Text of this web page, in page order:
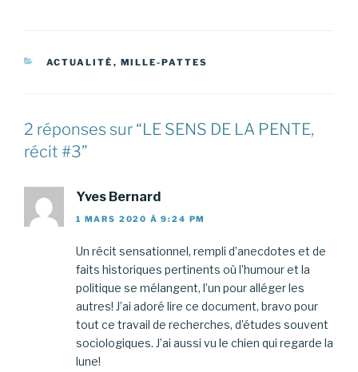
CATÉGORIES
ACTUALITÉ , MILLE-PATTES
2 réponses sur “LE SENS DE LA PENTE,
récit #3”
Yves Bernard
1 MARS 2020 À 9:24 PM
Un récit sensationnel, rempli d’anecdotes et de
faits historiques pertinents où l’humour et la
politique se mélangent, l’un pour alléger les
autres! J’ai adoré lire ce document, bravo pour
tout ce travail de recherches, d’études souvent
sociologiques. J’ai aussi vu le chien qui regarde la
lune!